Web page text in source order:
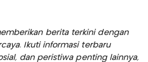
berita terkini dengan
Ikuti informasi terbaru
dan peristiwa penting lainnya,